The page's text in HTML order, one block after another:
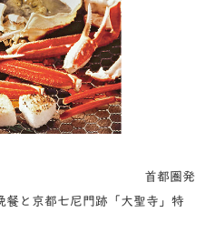
首都圏発
餐と京都七尼門跡「大聖寺」特